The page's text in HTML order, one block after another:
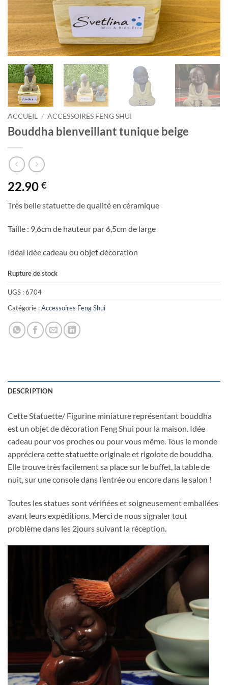
ACCUEIL / ACCESSOIRES FENG SHUI
Bouddha bienveillant tunique beige
22.90 €
Très belle statuette de qualité en céramique
Taille : 9,6cm de hauteur par 6,5cm de large
Idéal idée cadeau ou objet décoration
Rupture de stock
UGS :6704
Catégorie :Accessoires Feng Shui
DESCRIPTION
Cette Statuette/ Figurine miniature représentant bouddha
est un objet de décoration Feng Shui pour la maison. Idée
cadeau pour vos proches ou pour vous même. Tous le monde
appréciera cette statuette originale et rigolote de bouddha.
Elle trouve très facilement sa place sur le buffet, la table de
nuit, sur une console dans l’entrée ou encore dans le salon !
Toutes les statues sont vérifiées et soigneusement emballées
avant leurs expéditions. Merci de nous signaler tout
problème dans les 2jours suivant la réception.